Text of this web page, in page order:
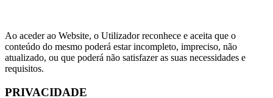
Ao aceder ao Website, o Utilizador reconhece e aceita que o
conteúdo do mesmo poderá estar incompleto, impreciso, não
atualizado, ou que poderá não satisfazer as suas necessidades e
requisitos.
PRIVACIDADE